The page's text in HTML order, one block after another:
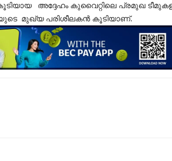
അദ്ദേഹം കുവൈറ്റിലെ പ്രമുഖ
മുഖ്യ പരിശീലകൻ കൂടിയാണ്.